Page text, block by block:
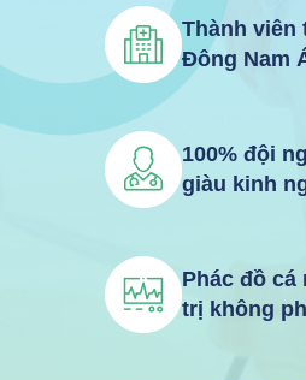
Thành viên
Đông Nam
100% đội
giàu kinh
Phác đồ
trị không